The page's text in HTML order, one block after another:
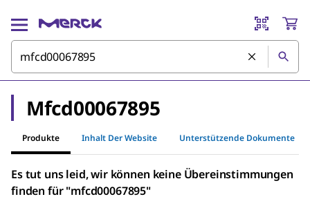
Mfcd00067895
Produkte Inhalt Der Website Unterstützende Dokumente
Es tut uns leid, wir können keine Übereinstimmungen
finden für "mfcd00067895"